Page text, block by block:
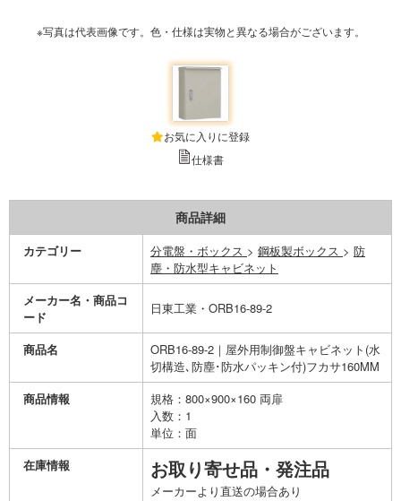
※写真は代表画像です。色・仕様は実物と異なる場合がございます。
お気に入りに登録
仕様書
商品詳細
カテゴリー 分電盤・ボックス > 鋼板製ボックス > 防
塵・防水型キャビネット
メーカー名・商品コ
ード
日東工業・ORB16-89-2
商品名
ORB16-89-2｜屋外用制御盤キャビネット(水
切構造､防塵･防水パッキン付)フカサ160MM
商品情報
規格：800×900×160 両扉
入数：1
単位：面
在庫情報
お取り寄せ品・発注品
メーカーより直送の場合あり